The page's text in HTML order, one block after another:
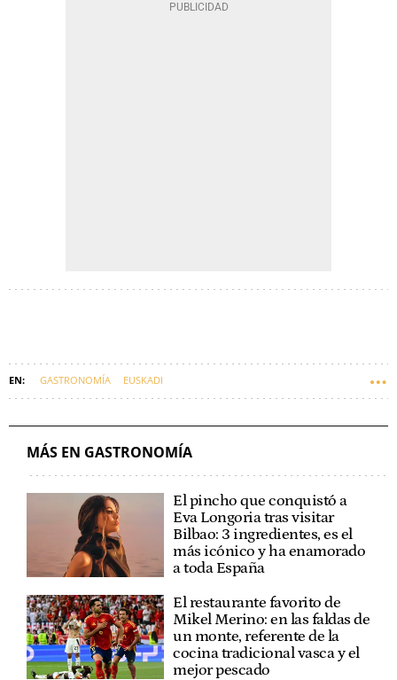
GASTRONOMÍA EUSKADI
MÁS EN GASTRONOMÍA
El pincho que conquistó a
Eva Longoria tras visitar
Bilbao: 3 ingredientes, es el
más icónico y ha enamorado
a toda España
El restaurante favorito de
Mikel Merino: en las faldas de
un monte, referente de la
cocina tradicional vasca y el
mejor pescado